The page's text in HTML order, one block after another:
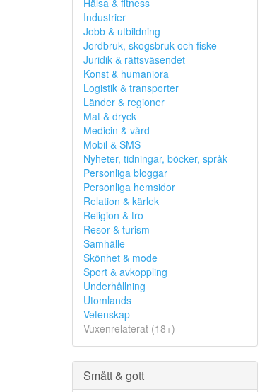
Hälsa & fitness
Industrier
Jobb & utbildning
Jordbruk, skogsbruk och fiske
Juridik & rättsväsendet
Konst & humaniora
Logistik & transporter
Länder & regioner
Mat & dryck
Medicin & vård
Mobil & SMS
Nyheter, tidningar, böcker, språk
Personliga bloggar
Personliga hemsidor
Relation & kärlek
Religion & tro
Resor & turism
Samhälle
Skönhet & mode
Sport & avkoppling
Underhållning
Utomlands
Vetenskap
Vuxenrelaterat (18+)
Smått & gott